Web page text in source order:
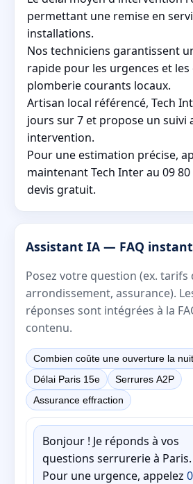
permettant une remise en
installations.
Nos techniciens garantissent
rapide pour les urgences et les
plomberie courants locaux.
Artisan local référencé, Tech
jours sur 7 et propose un suivi
intervention.
Pour une estimation précise,
maintenant Tech Inter au 09
devis gratuit.
Assistant IA — FAQ
Posez votre question (ex.
arrondissement, assurance).
réponses sont intégrées à la
contenu.
Combien coûte une ouverture la
Délai Paris 15e
Serrures A2P
Assurance effraction
Bonjour ! Je réponds à vos
questions serrurerie à Paris.
Pour une urgence, appelez